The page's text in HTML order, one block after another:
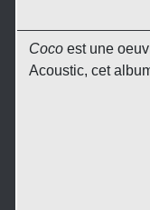
Cocoest une
Acoustic, cet